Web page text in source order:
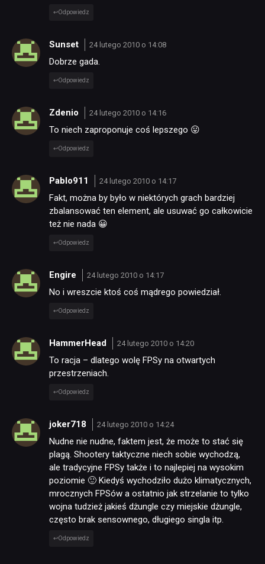
Odpowiedz
Sunset 24 lutego 2010 o 14:08
Dobrze gada.
Odpowiedz
Zdenio 24 lutego 2010 o 14:16
To niech zaproponuje coś lepszego 😛
Odpowiedz
Pablo911 24 lutego 2010 o 14:17
Fakt, można by było w niektórych grach bardziej
zbalansować ten element, ale usuwać go całkowicie
też nie nada 😀
Odpowiedz
Engire 24 lutego 2010 o 14:17
No i wreszcie ktoś coś mądrego powiedział.
Odpowiedz
HammerHead 24 lutego 2010 o 14:20
To racja – dlatego wolę FPSy na otwartych
przestrzeniach.
Odpowiedz
joker718 24 lutego 2010 o 14:24
Nudne nie nudne, faktem jest, że może to stać się
plagą. Shootery taktyczne niech sobie wychodzą,
ale tradycyjne FPSy także i to najlepiej na wysokim
poziomie 🙂 Kiedyś wychodziło dużo klimatycznych,
mrocznych FPSów a ostatnio jak strzelanie to tylko
wojna tudzież jakieś dżungle czy miejskie dżungle,
często brak sensownego, długiego singla itp.
Odpowiedz